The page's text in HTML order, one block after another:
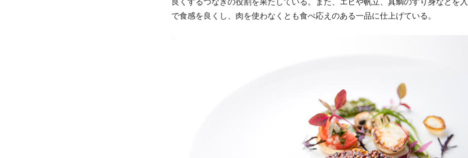
良くするつなぎの役割を果たしている。また、エビや帆立、真鯛のすり身などを
で食感を良くし、肉を使わなくとも食べ応えのある一品に仕上げている。